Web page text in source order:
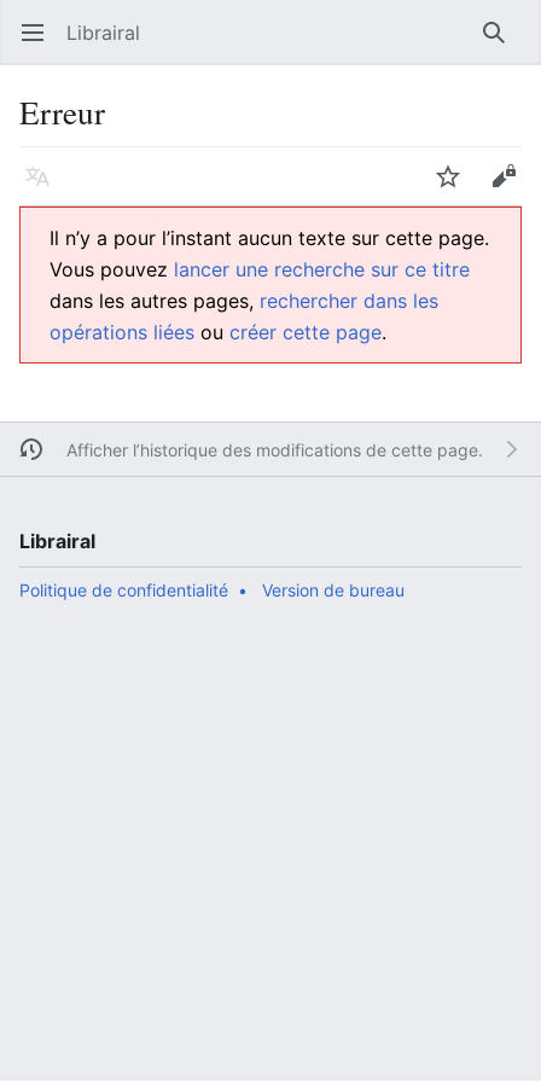
Ouvrir le menu principal Librairal
Erreur
Langue Suivre
Il n’y a pour l’instant aucun texte sur cette page.
Vous pouvez lancer une recherche sur ce titre
dans les autres pages, rechercher dans les
opérations liées ou créer cette page.
Afficher l’historique des modifications de cette page.
Librairal
Politique de confidentialité Version de bureau